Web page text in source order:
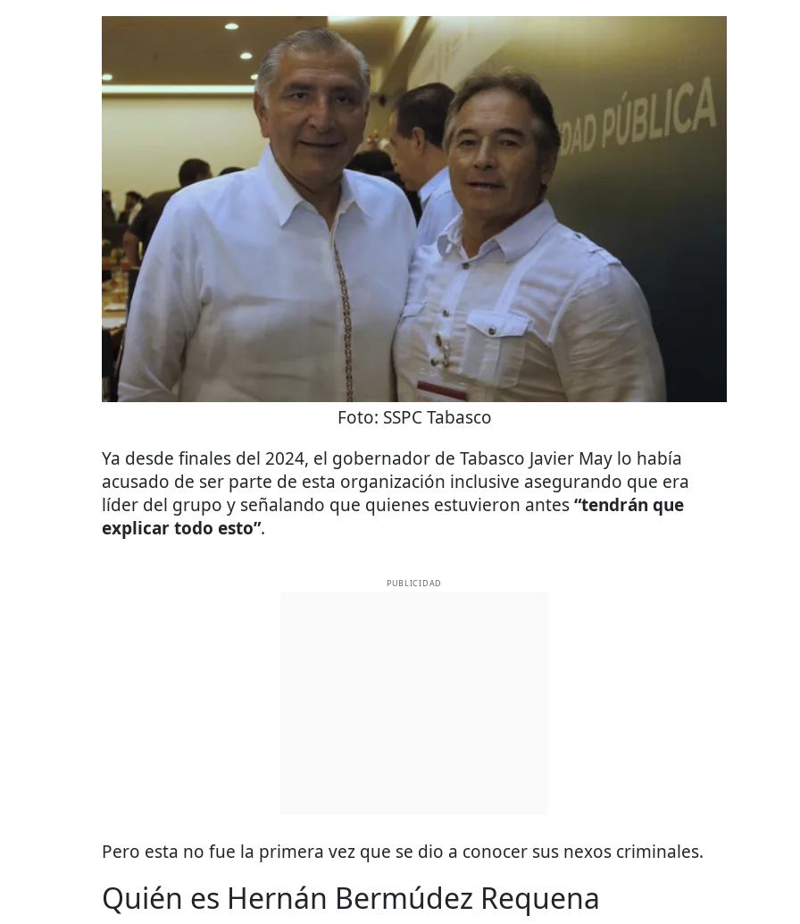
Foto: SSPC Tabasco
Ya desde finales del 2024, el gobernador de Tabasco Javier May lo había
acusado de ser parte de esta organización inclusive asegurando que era
líder del grupo y señalando que quienes estuvieron antes“tendrán que
explicar todo esto”.
PUBLICIDAD
Pero esta no fue la primera vez que se dio a conocer sus nexos criminales.
Quién es Hernán Bermúdez Requena